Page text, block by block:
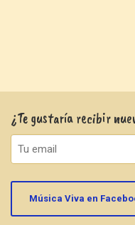
¿Te gustaría recibir
Música Viva en